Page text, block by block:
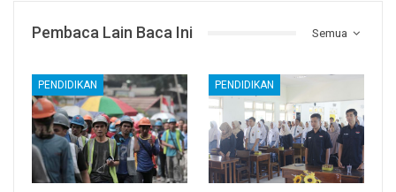
Semua
Pembaca Lain Baca Ini
PENDIDIKAN PENDIDIKAN